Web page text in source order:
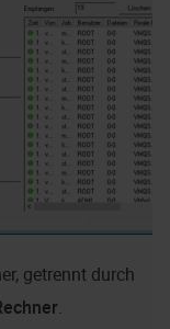
getrennt durch
.